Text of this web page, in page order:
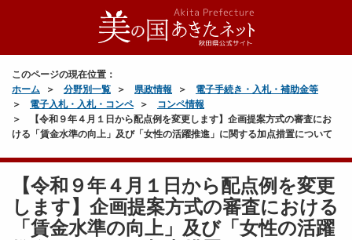
このページの現在位置：
ホーム
分野別一覧 県政情報
電子手続き・入札・補助金等
電子入札・入札・コンペ
コンペ情報
【令和９年４月１日から配点例を変更します】企画提案方式の審査にお
ける「賃金水準の向上」及び「女性の活躍推進」に関する加点措置について
【令和９年４月１日から配点例を変更
します】企画提案方式の審査における
「賃金水準の向上」及び「女性の活躍